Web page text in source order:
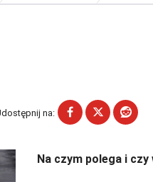
na:
Na czym polega i czy